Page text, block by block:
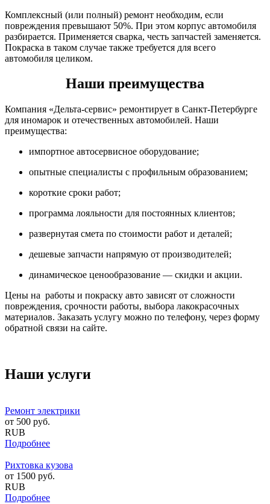
Комплексный (или полный) ремонт необходим, если
повреждения превышают 50%. При этом корпус автомобиля
разбирается. Применяется сварка, честь запчастей заменяется.
Покраска в таком случае также требуется для всего
автомобиля целиком.
Наши преимущества
Компания «Дельта-сервис» ремонтирует в Санкт-Петербурге
для иномарок и отечественных автомобилей. Наши
преимущества:
импортное автосервисное оборудование;
опытные специалисты с профильным образованием;
короткие сроки работ;
программа лояльности для постоянных клиентов;
развернутая смета по стоимости работ и деталей;
дешевые запчасти напрямую от производителей;
динамическое ценообразование — скидки и акции.
Цены на работы и покраску авто зависят от сложности
повреждения, срочности работы, выбора лакокрасочных
материалов. Заказать услугу можно по телефону, через форму
обратной связи на сайте.
Наши услуги
Ремонт электрики
от 500 руб.
RUB
Подробнее
Рихтовка кузова
от 1500 руб.
RUB
Подробнее